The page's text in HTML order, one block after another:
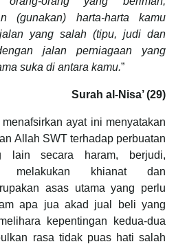
(gunakan) harta-harta kamu
yang salah (tipu, judi dan
jalan perniagaan yang
suka di antara kamu.”
Surah al-Nisa’ (29)
ayat ini menyatakan
Allah SWT terhadap perbuatan
lain secara haram, berjudi,
melakukan khianat dan
asas utama yang perlu
apa jua akad jual beli yang
kepentingan kedua-dua
rasa tidak puas hati salah